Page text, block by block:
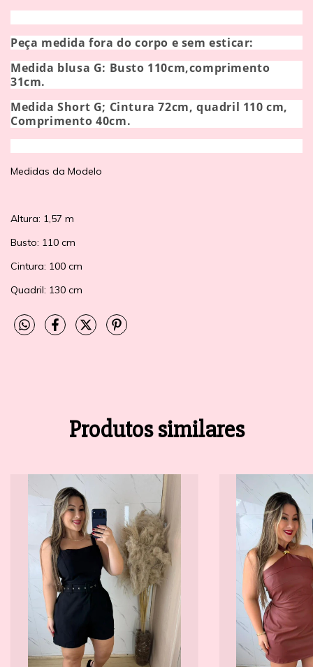
Peça medida fora do corpo e sem esticar:
Medida blusa G: Busto 110cm,comprimento
31cm.
Medida Short G; Cintura 72cm, quadril 110 cm,
Comprimento 40cm.
Medidas da Modelo
Altura: 1,57 m
Busto: 110 cm
Cintura: 100 cm
Quadril: 130 cm
Produtos similares